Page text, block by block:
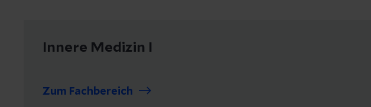
Innere Medizin I
Zum Fachbereich